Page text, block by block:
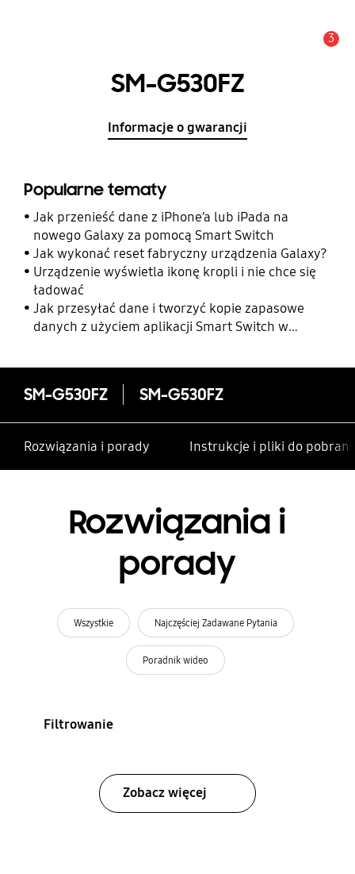
3
SM-G530FZ
Informacje o gwarancji
Popularne tematy
Jak przenieść dane z iPhone’a lub iPada na
nowego Galaxy za pomocą Smart Switch
Jak wykonać reset fabryczny urządzenia Galaxy?
Urządzenie wyświetla ikonę kropli i nie chce się
ładować
Jak przesyłać dane i tworzyć kopie zapasowe
danych z użyciem aplikacji Smart Switch w
SM-G530FZ SM-G530FZ
Rozwiązania i porady Instrukcje i pliki do
Rozwiązania i
porady
Wszystkie Najczęściej Zadawane Pytania
Poradnik wideo
Filtrowanie
Zobacz więcej